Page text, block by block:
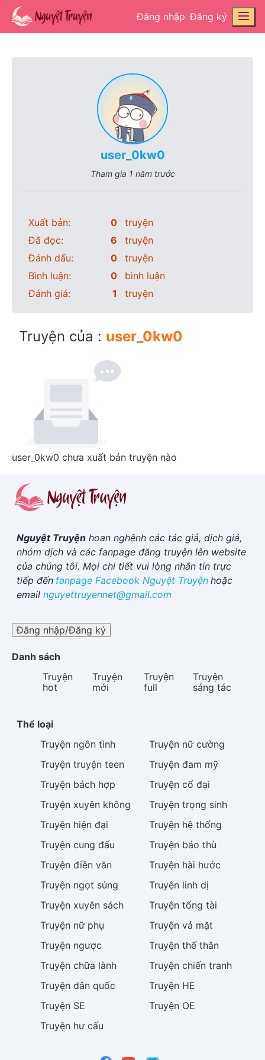
Đăng nhập Đăng ký
user_0kw0
Tham gia 1 năm trước
Xuất bản: 0
truyện
Đã đọc:
6
truyện
Đánh dấu:
0
truyện
Bình luận:
0
bình luận
Đánh giá:
1 truyện
Truyện của : user_0kw0
user_0kw0 chưa xuất bản truyện nào
Nguyệt Truyện hoan nghênh các tác giả, dịch giả,
nhóm dịch và các fanpage đăng truyện lên website
của chúng tôi. Mọi chi tiết vui lòng nhắn tin trực
tiếp đến fanpage Facebook Nguyệt Truyện hoặc
email nguyettruyennet@gmail.com
Đăng nhập/Đăng ký
Danh sách
Truyện
hot
Truyện
mới
Truyện
full
Truyện
sáng tác
Thể loại
Truyện ngôn tình Truyện nữ cường
Truyện truyện teen Truyện đam mỹ
Truyện bách hợp Truyện cổ đại
Truyện xuyên không Truyện trọng sinh
Truyện hiện đại Truyện hệ thống
Truyện cung đấu Truyện báo thù
Truyện điền văn Truyện hài hước
Truyện ngọt sủng Truyện linh dị
Truyện xuyên sách Truyện tổng tài
Truyện nữ phụ Truyện vả mặt
Truyện ngược Truyện thế thân
Truyện chữa lành Truyện chiến tranh
Truyện dân quốc Truyện HE
Truyện SE Truyện OE
Truyện hư cấu